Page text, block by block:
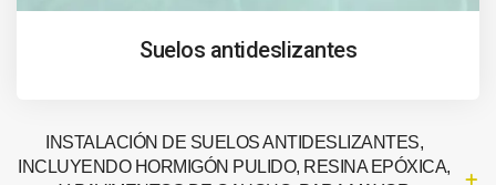
Suelos antideslizantes
INSTALACIÓN DE SUELOS ANTIDESLIZANTES,
INCLUYENDO HORMIGÓN PULIDO, RESINA EPÓXICA,